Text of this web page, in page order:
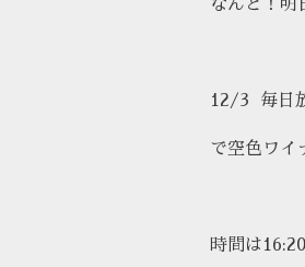
なんと！明
12/3 毎日
で空色ワイ
時間は